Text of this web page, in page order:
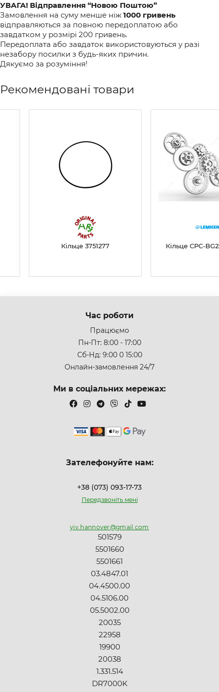
УВАГА! Відправлення “Новою Поштою”
Замовлення на суму менше ніж 1000 гривень
відправляються за повною передоплатою або
завдатком у розмірі 200 гривень.
Передоплата або завдаток використовуються у разі
незабору посилки з будь-яких причин.
Дякуємо за розуміння!
Рекомендовані товари
Кільце 3751277 Кільце CPC-
Час роботи
Працюємо
Пн-Пт: 8:00 - 17:00
Сб-Нд: 9:00 0 15:00
Онлайн-замовлення 24/7
Ми в соціальних мережах:
Зателефонуйте нам:
+38 (073) 093-17-73
Передзвоніть мені
yiv.hannover@gmail.com
501579
5501660
5501661
03.4847.01
04.4500.00
04.5106.00
05.5002.00
20035
22958
19900
20038
1.331.514
DR7000K